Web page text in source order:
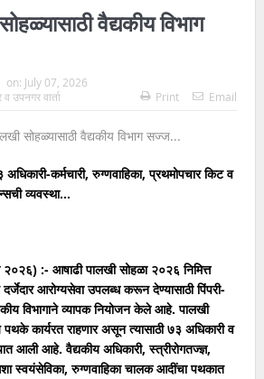
वैद्यकीय विभाग
on: July 07, 2026
उपनगर वार्ता Print Email
अधिकारी-कर्मचारी, रुग्णवाहिका, प्रथमोपचार किट व
व्यवस्था…
:- आषाढी पालखी सोहळा २०२६ निमित्त
आरोग्यसेवा उपलब्ध करून देण्यासाठी पिंपरी-
विभागाने व्यापक नियोजन केले आहे. पालखी
पथके कार्यरत राहणार असून त्यासाठी ७३ अधिकारी व
आली आहे. वैद्यकीय अधिकारी, स्त्रीरोगतज्ज्ञ,
स्वयंसेविका, रुग्णवाहिका चालक आदींचा पथकात